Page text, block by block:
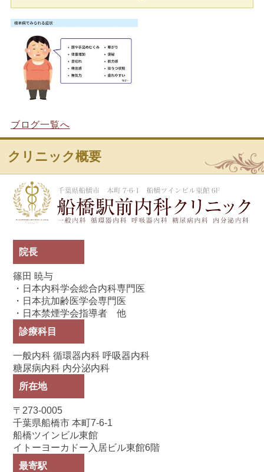
ブログ一覧へ
クリニック概要
院長
篠田 暁与
・日本内科学会総合内科専門医
・日本抗加齢医学会専門医
・日本禁煙学会指導者 他
診療科目
一般内科 循環器内科 呼吸器内科
糖尿病内科 内分泌内科
所在地
〒273-0005
千葉県船橋市 本町7-6-1
船橋ツインビル東館
イトーヨーカドー入居ビル東館6階
最寄駅